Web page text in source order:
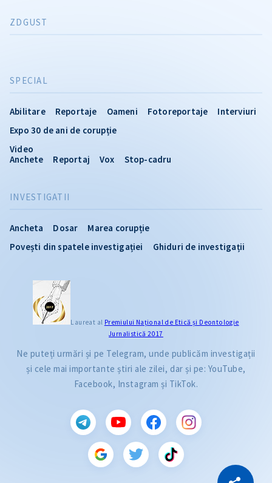
INVESTIGATII
Ancheta Dosar
Marea corupție
Povești din spatele investigației
Ghiduri de investigații
SPECIAL
Abilitare Reportaje Oameni Fotoreportaje
Interviuri
Expo 30 de ani de corupție
Video
Anchete
Reportaj Vox Stop-cadru
ZDGUST
Laureat al Premiului Naţional de Etică și Deontologie
Jurnalistică 2017
Ne puteți urmări și pe Telegram, unde publicăm investigații
și cele mai importante știri ale zilei, dar și pe: YouTube,
Facebook, Instagram și TikTok.